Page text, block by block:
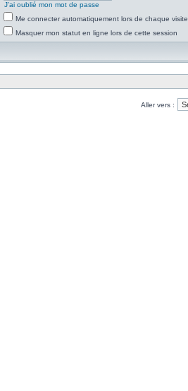
J’ai oublié mon mot de passe
Me connecter automatiquement lors de chaque visite
Masquer mon statut en ligne lors de cette session
Aller vers :